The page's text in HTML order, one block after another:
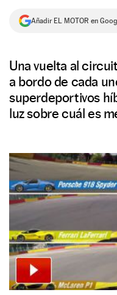
NEWSLETTER
Añadir EL MOTOR en
Una vuelta al
a bordo de cada
superdeportivos
luz sobre cuál es